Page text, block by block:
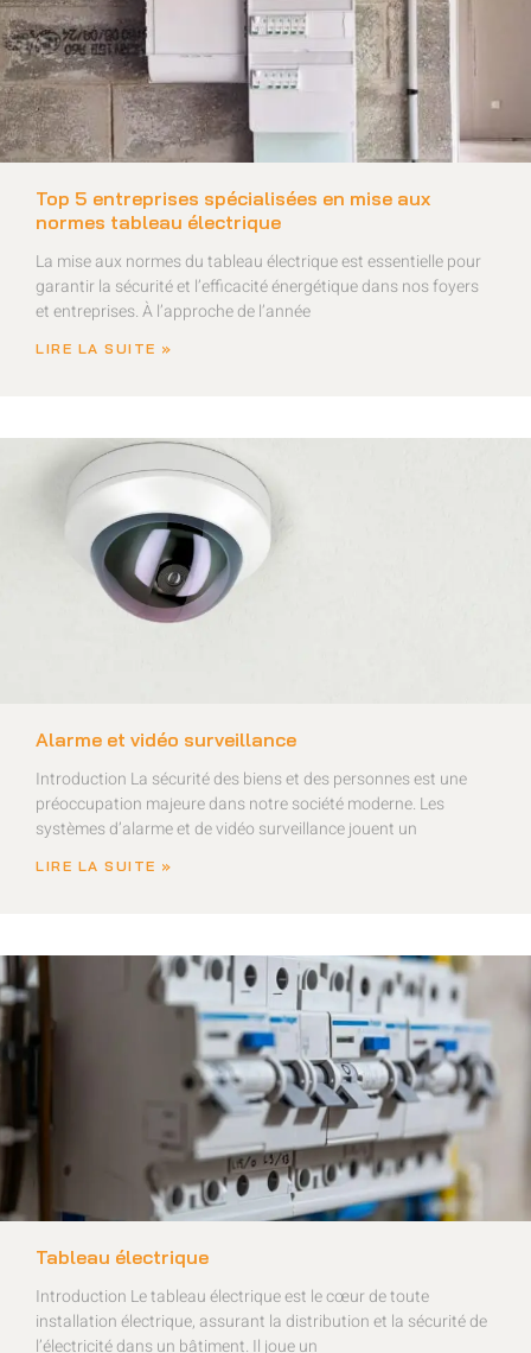
Top 5 entreprises spécialisées en mise aux
normes tableau électrique
La mise aux normes du tableau électrique est essentielle pour
garantir la sécurité et l’efficacité énergétique dans nos foyers
et entreprises. À l’approche de l’année
LIRE LA SUITE »
Alarme et vidéo surveillance
Introduction La sécurité des biens et des personnes est une
préoccupation majeure dans notre société moderne. Les
systèmes d’alarme et de vidéo surveillance jouent un
LIRE LA SUITE »
Tableau électrique
Introduction Le tableau électrique est le cœur de toute
installation électrique, assurant la distribution et la sécurité de
l’électricité dans un bâtiment. Il joue un